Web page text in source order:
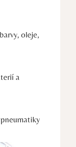
oleje,
a